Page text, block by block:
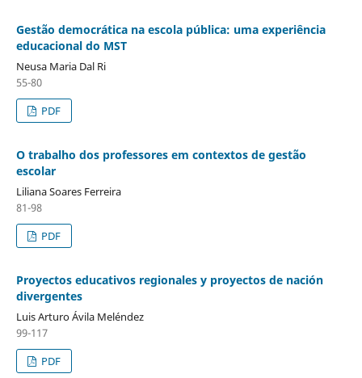
Gestão democrática na escola pública: uma experiência
educacional do MST
Neusa Maria Dal Ri
55-80
PDF
O trabalho dos professores em contextos de gestão
escolar
Liliana Soares Ferreira
81-98
PDF
Proyectos educativos regionales y proyectos de nación
divergentes
Luis Arturo Ávila Meléndez
99-117
PDF